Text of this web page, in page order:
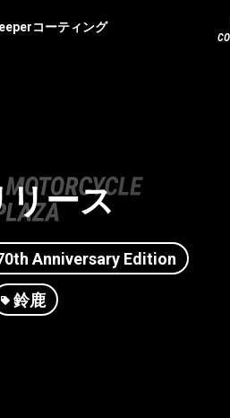
コーティング
リース
Anniversary Edition
鈴鹿